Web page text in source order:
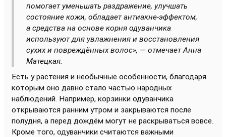
помогает уменьшать раздражение, улучшать
состояние кожи, обладает антиакне-эффектом,
а средства на основе корня одуванчика
используют для увлажнения и восстановления
сухих и повреждённых волос», — отмечает Анна
Матецкая.
Есть у растения и необычные особенности, благодаря
которым оно давно стало частью народных
наблюдений. Например, корзинки одуванчика
открываются ранним утром и закрываются после
полудня, а перед дождём могут не раскрываться вовсе.
Кроме того, одуванчики считаются важными